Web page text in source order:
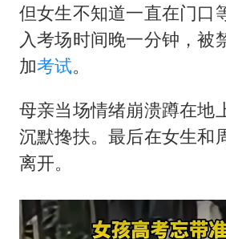
吉林一“温
但女生不知道一直在门口
入考场时间晚一分钟，被
加考试。
母亲当场情绪崩溃蹲在地
沉默搀扶。最后在女生和
离开。